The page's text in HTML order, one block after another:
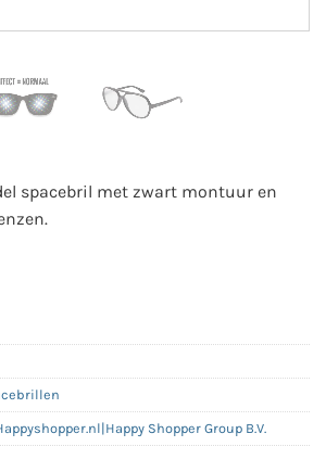
spacebril met zwart montuur en
Shopper Group B.V.